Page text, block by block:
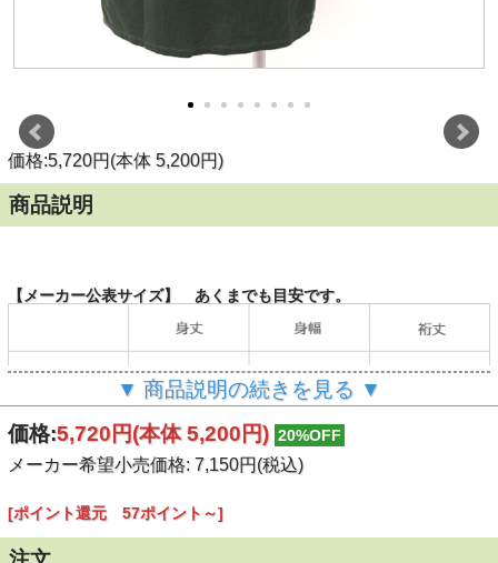
価格:5,720円(本体 5,200円)
商品説明
【メーカー公表サイズ】 あくまでも目安です。
（単位：cm）
▼ 商品説明の続きを見る ▼
価格:5,720円(本体 5,200円) 20%OFF
メーカー希望小売価格: 7,150円(税込)
[ポイント還元 57ポイント～]